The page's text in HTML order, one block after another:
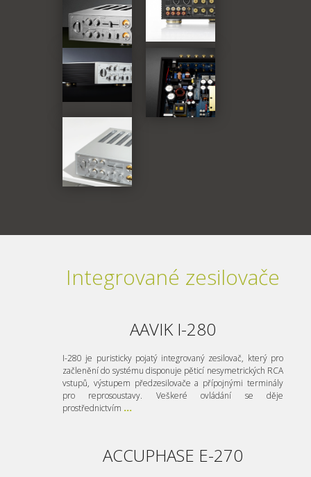
Integrované zesilovače
AAVIK I-280
I-280 je puristicky pojatý integrovaný zesilovač, který pro
začlenění do systému disponuje pěticí nesymetrických RCA
vstupů, výstupem předzesilovače a přípojnými terminály
pro reprosoustavy. Veškeré ovládání se děje
prostřednictvím ...
ACCUPHASE E-270